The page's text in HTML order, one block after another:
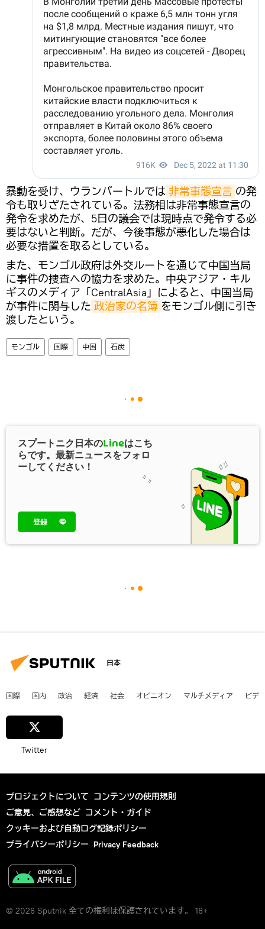
暴動を受け、ウランバートルでは 非常事態宣言 の発
令も取りざたされている。法務相は非常事態宣言の
発令を求めたが、5日の議会では現時点で発令する必
要はないと判断。だが、今後事態が悪化した場合は
必要な措置を取るとしている。
また、モンゴル政府は外交ルートを通じて中国当局
に事件の捜査への協力を求めた。中央アジア・キル
ギスのメディア「CentralAsia」によると、中国当局
が事件に関与した 政治家の名簿 をモンゴル側に引き
渡したという。
モンゴル 国際 中国 石炭
スプートニク日本のLineはこち
らです。最新ニュースをフォロ
ーしてください！
登録
日本
国際 国内 政治 経済 社会 オピニオン マルチメディア ビデ
Twitter
プロジェクトについて コンテンツの使用規則
ご意見、ご感想など コメント・ガイド
クッキーおよび自動ログ記録ポリシー
プライバシーポリシー Privacy Feedback
© 2026 Sputnik 全ての権利は保護されています。 18+